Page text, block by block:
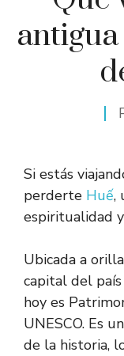
Si estás
perderte Huế,
espiritualidad
Ubicada a
capital del
hoy es
UNESCO. Es
de la historia,